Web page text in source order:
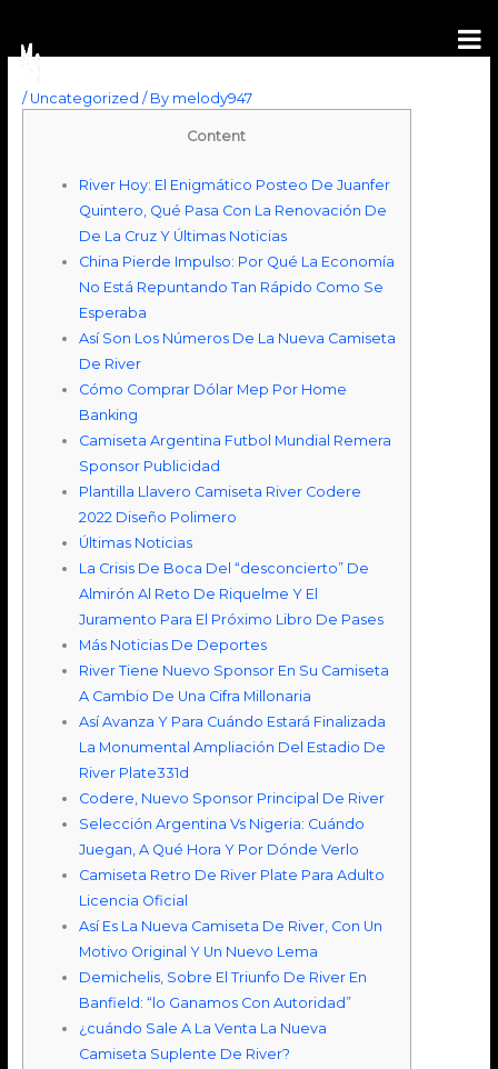
content
/ Uncategorized / By melody947
Content
River Hoy: El Enigmático Posteo De Juanfer
Quintero, Qué Pasa Con La Renovación De
De La Cruz Y Últimas Noticias
China Pierde Impulso: Por Qué La Economía
No Está Repuntando Tan Rápido Como Se
Esperaba
Así Son Los Números De La Nueva Camiseta
De River
Cómo Comprar Dólar Mep Por Home
Banking
Camiseta Argentina Futbol Mundial Remera
Sponsor Publicidad
Plantilla Llavero Camiseta River Codere
2022 Diseño Polimero
Últimas Noticias
La Crisis De Boca Del “desconcierto” De
Almirón Al Reto De Riquelme Y El
Juramento Para El Próximo Libro De Pases
Más Noticias De Deportes
River Tiene Nuevo Sponsor En Su Camiseta
A Cambio De Una Cifra Millonaria
Así Avanza Y Para Cuándo Estará Finalizada
La Monumental Ampliación Del Estadio De
River Plate331d
Codere, Nuevo Sponsor Principal De River
Selección Argentina Vs Nigeria: Cuándo
Juegan, A Qué Hora Y Por Dónde Verlo
Camiseta Retro De River Plate Para Adulto
Licencia Oficial
Así Es La Nueva Camiseta De River, Con Un
Motivo Original Y Un Nuevo Lema
Demichelis, Sobre El Triunfo De River En
Banfield: “lo Ganamos Con Autoridad”
¿cuándo Sale A La Venta La Nueva
Camiseta Suplente De River?